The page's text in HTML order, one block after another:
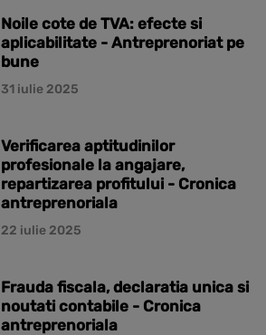
Noile cote de TVA: efecte si
aplicabilitate - Antreprenoriat pe
bune
31 iulie 2025
Verificarea aptitudinilor
profesionale la angajare,
repartizarea profitului - Cronica
antreprenoriala
22 iulie 2025
Frauda fiscala, declaratia unica si
noutati contabile - Cronica
antreprenoriala